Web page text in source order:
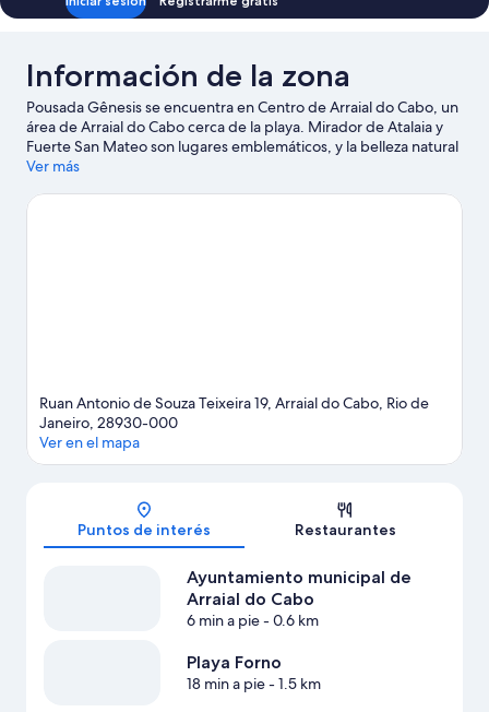
Información de la zona
Pousada Gênesis se encuentra en Centro de Arraial do Cabo, un
área de Arraial do Cabo cerca de la playa. Mirador de Atalaia y
Fuerte San Mateo son lugares emblemáticos, y la belleza natural
del área puede apreciarse en Playa dos Anjos y Playa Forno.
y Playa de las Dunas. Encontrarás muchas opciones para conocer
Ver más
Ruan Antonio de Souza Teixeira 19, Arraial do Cabo, Rio de
Janeiro, 28930-000
Ver en el mapa
Puntos de interés Restaurantes
Ayuntamiento municipal de
Arraial do Cabo
6 min a pie- 0.6 km
Playa Forno
18 min a pie- 1.5 km